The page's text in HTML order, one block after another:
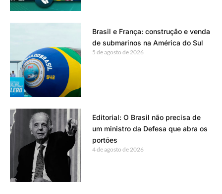
Brasil e França: construção e venda
de submarinos na América do Sul
5 de agosto de 2026
Editorial: O Brasil não precisa de
um ministro da Defesa que abra os
portões
4 de agosto de 2026